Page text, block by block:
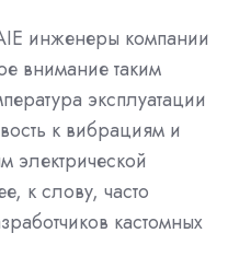
инженеры компании
внимание таким
эксплуатации
к вибрациям и
электрической
к слову, часто
кастомных